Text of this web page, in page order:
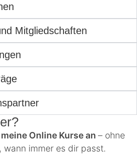
Mitgliedschaften
Online Kurse an – ohne
wann immer es dir passt.